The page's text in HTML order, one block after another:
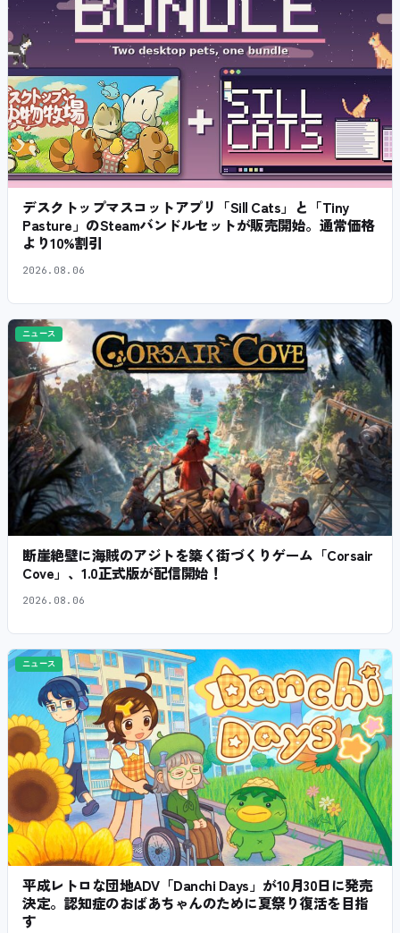
デスクトップマスコットアプリ「Sill Cats」と「Tiny
Pasture」のSteamバンドルセットが販売開始。通常価格
より10%割引
2026.08.06
ニュース
断崖絶壁に海賊のアジトを築く街づくりゲーム「Corsair
Cove」、1.0正式版が配信開始！
2026.08.06
ニュース
平成レトロな団地ADV「Danchi Days」が10月30日に発売
決定。認知症のおばあちゃんのために夏祭り復活を目指
す